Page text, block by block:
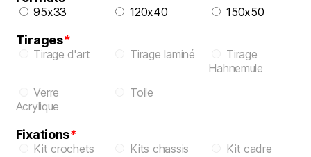
95x33 120x40 150x50
Tirages*
Tirage d'art Tirage laminé
Tirage
Hahnemule
Verre
Acrylique
Toile
Fixations*
Kit crochets Kits chassis
Kit cadre